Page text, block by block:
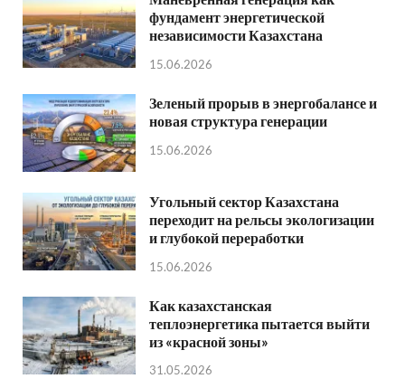
фундамент энергетической
независимости Казахстана
15.06.2026
Зеленый прорыв в энергобалансе и
новая структура генерации
15.06.2026
Угольный сектор Казахстана
переходит на рельсы экологизации
и глубокой переработки
15.06.2026
Как казахстанская
теплоэнергетика пытается выйти
из «красной зоны»
31.05.2026